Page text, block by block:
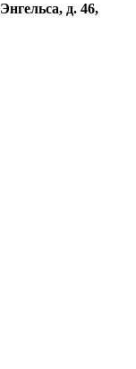
д. 46,